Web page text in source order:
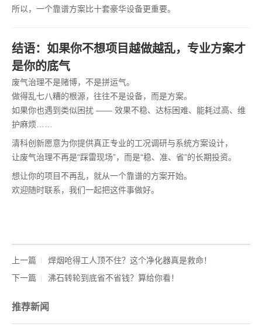
所以，一个靠谱方案比十套豪华设备更重要。
结语：如果你不想项目越做越乱，专业方案才
是你的底气
废气治理不是赌博，不是拼运气。
做得乱七八糟的根源，往往不是设备，而是方案。
如果你也遇到类似困扰 —— 效果不稳、达标困难、能耗过高、维
护麻烦……
清科创新愿意为你提供真正专业的工况调研与系统方案设计，
让废气治理不再是“踩雷现场”，而是“稳、准、省”的长期投资。
想让你的项目不再乱，就从一个靠谱的方案开始。
欢迎随时联系，我们一起把这件事做好。
上一篇
焊烟呛得工人顶不住？这个净化器真是救命！
下一篇
沸石转轮到底省不省钱？算给你看！
推荐新闻